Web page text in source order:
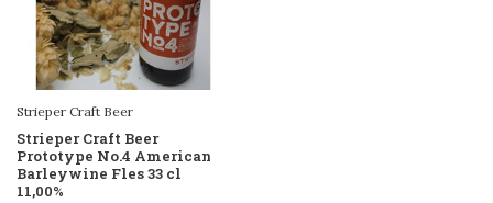
Strieper Craft Beer
Strieper Craft Beer
Prototype No.4 American
Barleywine Fles 33 cl
11,00%